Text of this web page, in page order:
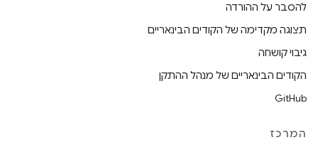
להסבר על ההורדה
תצוגה מקדימה של הקודים הבינאריים
גיבוי קושחה
הקודים הבינאריים של מנהל ההתקן
GitHub
המרכז